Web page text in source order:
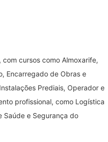
cursos como Almoxarife,
Encarregado de Obras e
Prediais, Operador e
profissional, como Logística
Saúde e Segurança do